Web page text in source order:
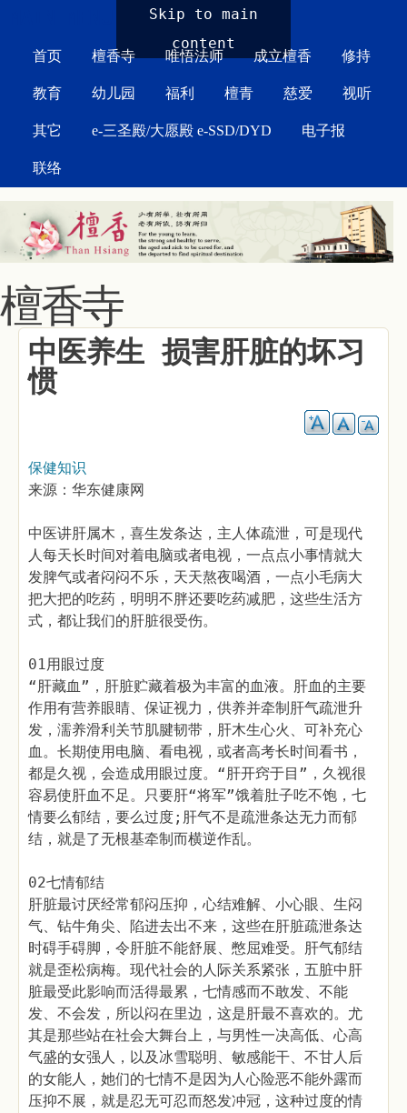
Skip to main
content
首页 檀香寺 唯悟法师 成立檀香 修持
教育 幼儿园 福利 檀青 慈爱 视听
其它 e-三圣殿/大愿殿 e-SSD/DYD 电子报
联络
檀香寺
中医养生 损害肝脏的坏习
惯
保健知识
来源：华东健康网
中医讲肝属木，喜生发条达，主人体疏泄，可是现代
人每天长时间对着电脑或者电视，一点点小事情就大
发脾气或者闷闷不乐，天天熬夜喝酒，一点小毛病大
把大把的吃药，明明不胖还要吃药减肥，这些生活方
式，都让我们的肝脏很受伤。
01用眼过度
“肝藏血”，肝脏贮藏着极为丰富的血液。肝血的主要
作用有营养眼睛、保证视力，供养并牵制肝气疏泄升
发，濡养滑利关节肌腱韧带，肝木生心火、可补充心
血。长期使用电脑、看电视，或者高考长时间看书，
都是久视，会造成用眼过度。“肝开窍于目”，久视很
容易使肝血不足。只要肝“将军”饿着肚子吃不饱，七
情要么郁结，要么过度;肝气不是疏泄条达无力而郁
结，就是了无根基牵制而横逆作乱。
02七情郁结
肝脏最讨厌经常郁闷压抑，心结难解、小心眼、生闷
气、钻牛角尖、陷进去出不来，这些在肝脏疏泄条达
时碍手碍脚，令肝脏不能舒展、憋屈难受。肝气郁结
就是歪松病梅。现代社会的人际关系紧张，五脏中肝
脏最受此影响而活得最累，七情感而不敢发、不能
发、不会发，所以闷在里边，这是肝最不喜欢的。尤
其是那些站在社会大舞台上，与男性一决高低、心高
气盛的女强人，以及冰雪聪明、敏感能干、不甘人后
的女能人，她们的七情不是因为人心险恶不能外露而
压抑不展，就是忍无可忍而怒发冲冠，这种过度的情